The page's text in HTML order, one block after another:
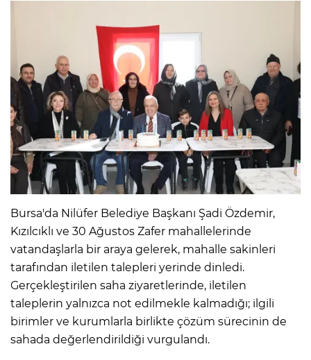
Bursa'da Nilüfer Belediye Başkanı Şadi Özdemir,
Kızılcıklı ve 30 Ağustos Zafer mahallelerinde
vatandaşlarla bir araya gelerek, mahalle sakinleri
tarafından iletilen talepleri yerinde dinledi.
Gerçekleştirilen saha ziyaretlerinde, iletilen
taleplerin yalnızca not edilmekle kalmadığı; ilgili
birimler ve kurumlarla birlikte çözüm sürecinin de
sahada değerlendirildiği vurgulandı.